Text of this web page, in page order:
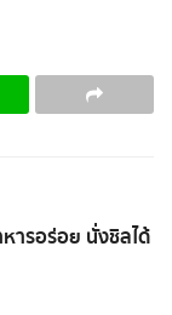
ารอร่อย นั่งชิลได้